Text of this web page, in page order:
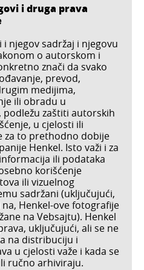
i druga prava
njegov sadržaj i njegovu
o autorskom i
znači da svako
prevod,
medijima,
ili obradu u
zaštiti autorskih
u cjelosti ili
za to prethodno dobije
Henkel. Isto važi i za
ili podataka
korišćenje
ili vizuelnog
sadržani (uključujući,
Henkel-ove fotografije
na Vebsajtu). Henkel
uključujući, ali se ne
na distribuciju i
u cjelosti važe i kada se
ručno arhiviraju.